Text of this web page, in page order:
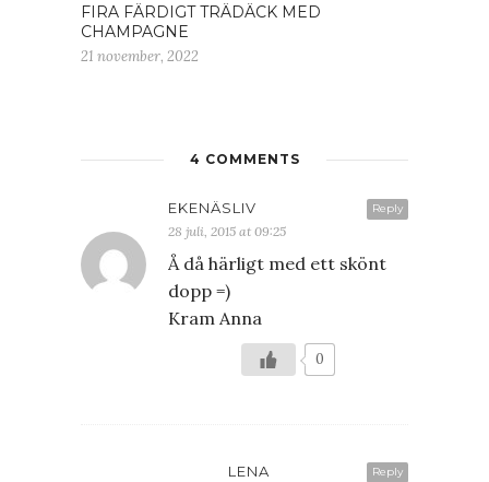
FIRA FÄRDIGT TRÄDÄCK MED
CHAMPAGNE
21 november, 2022
4 COMMENTS
Reply
EKENÄSLIV
28 juli, 2015 at 09:25
Å då härligt med ett skönt
dopp =)
Kram Anna
0
Reply
LENA